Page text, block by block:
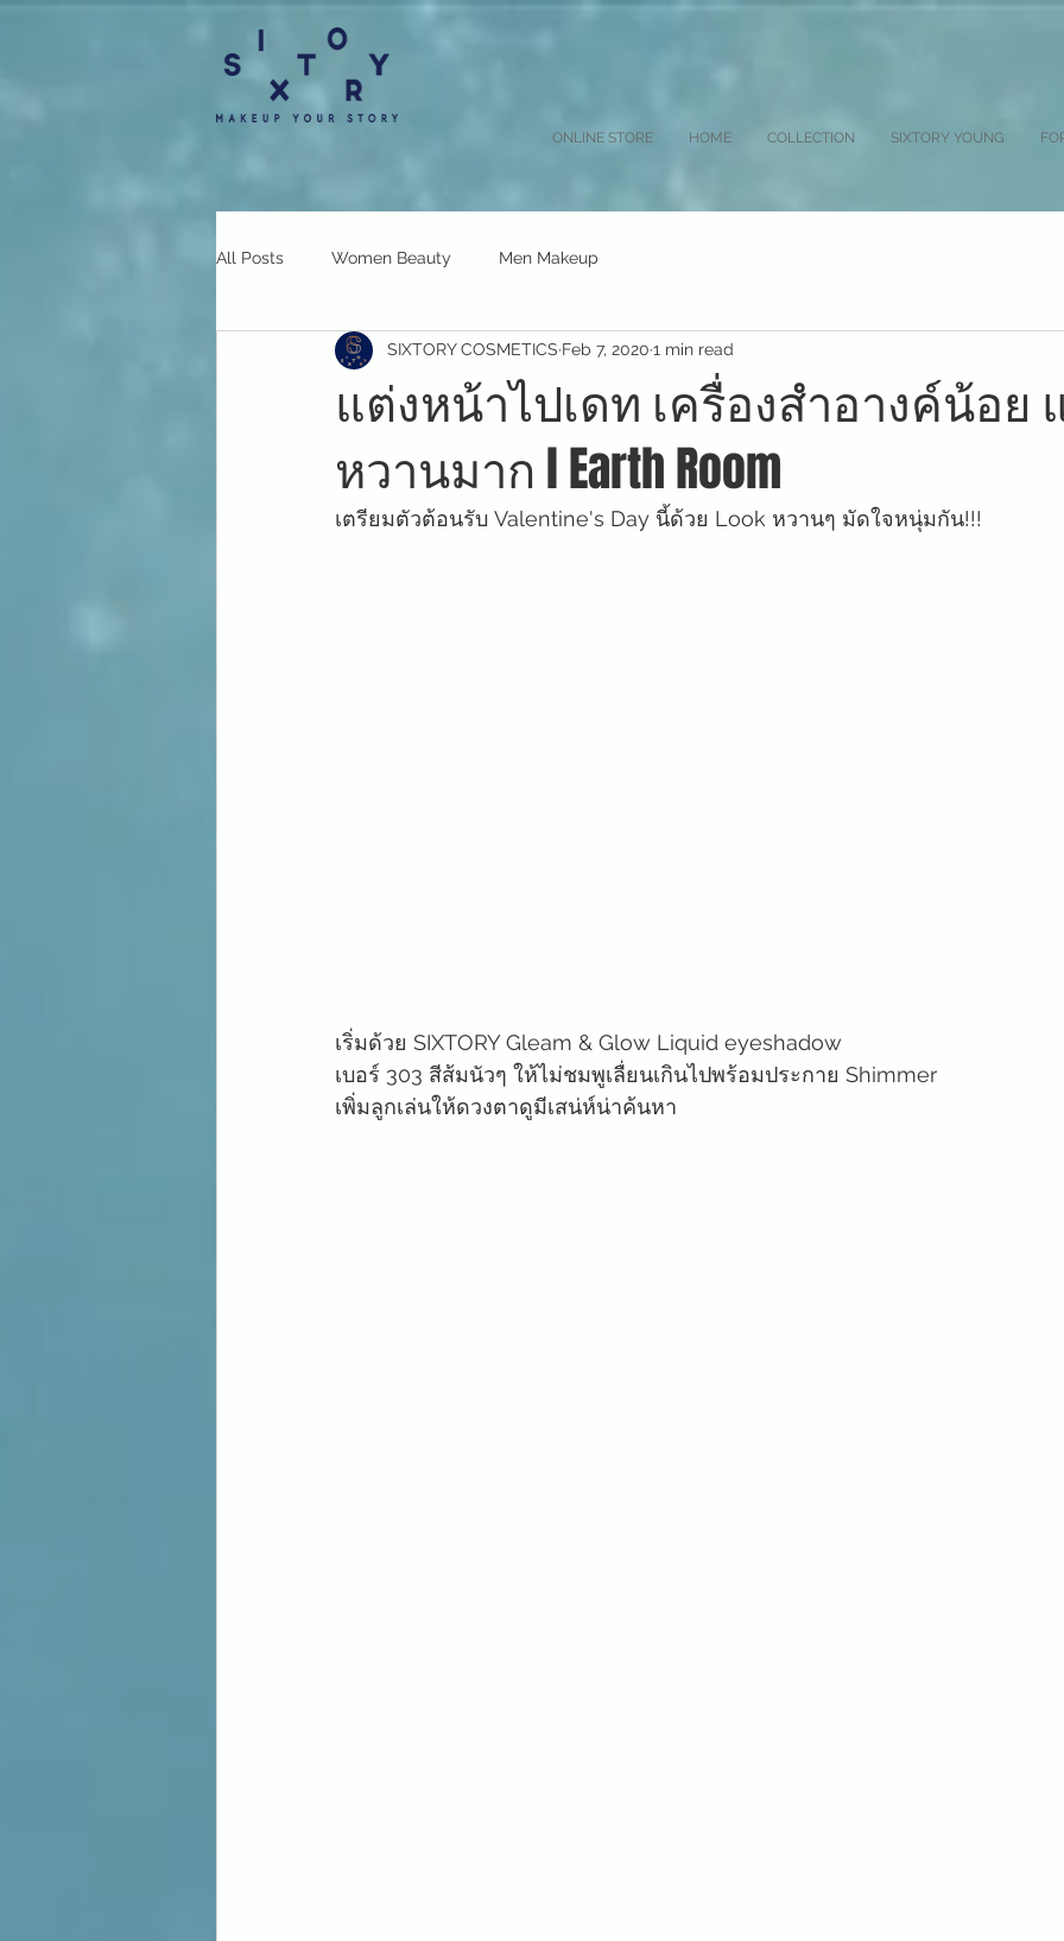
ONLINE STORE HOME COLLECTION SIXTORY YOUNG
All Posts Women Beauty Men Makeup
แต่งหน้าไปเดท เครื่องสำอางค์น้อย
หวานมาก l Earth Room
SIXTORY COSMETICS Feb 7, 2020 1 min read
เตรียมตัวต้อนรับ Valentine's Day นี้ด้วย Look หวานๆ มัดใจหนุ่มกัน!!!
เริ่มด้วย SIXTORY Gleam & Glow Liquid eyeshadow
เบอร์ 303 สีส้มนัวๆ ให้ไม่ชมพูเลื่ยนเกินไปพร้อมประกาย Shimmer
เพิ่มลูกเล่นให้ดวงตาดูมีเสน่ห์น่าค้นหา